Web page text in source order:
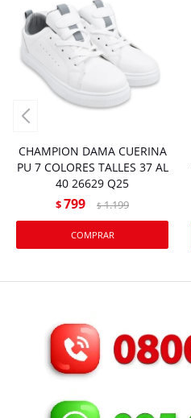
CHAMPION DAMA CUERINA
PU 7 COLORES TALLES 37 AL
40 26629 Q25
$799 $ 1.199